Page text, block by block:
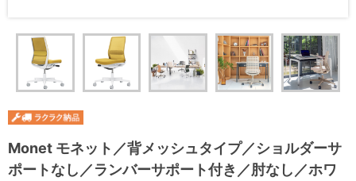
Monet モネット／背メッシュタイプ／ショルダーサ
ポートなし／ランバーサポート付き／肘なし／ホワ